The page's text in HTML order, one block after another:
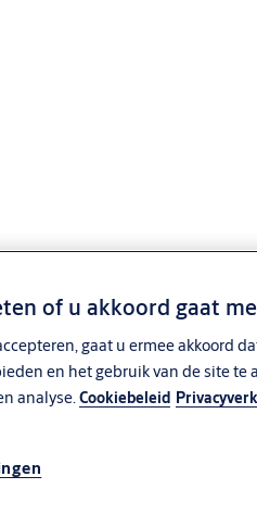
of u akkoord gaat
gaat u ermee akkoord
en het gebruik van de site te
analyse.Cookiebeleid